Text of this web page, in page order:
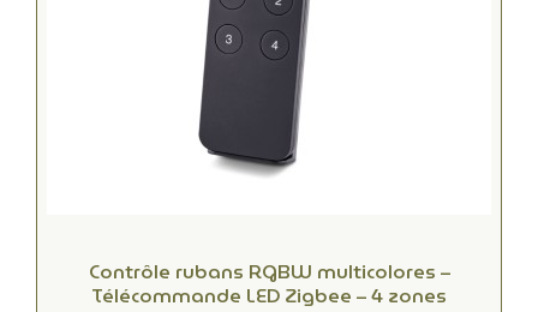
Contrôle rubans RGBW multicolores –
Télécommande LED Zigbee – 4 zones